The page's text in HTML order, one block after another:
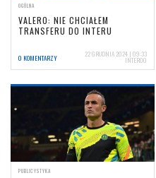
OGÓLNA
VALERO: NIE CHCIAŁEM
TRANSFERU DO INTERU
0 KOMENTARZY 22 GRUDNIA 2024 | 09:33
INTER00
PUBLICYSTYKA